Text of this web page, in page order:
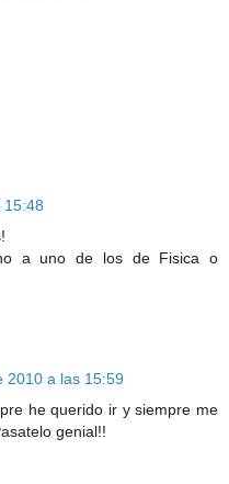
15:48
a uno de los de Fisica o
2010 a las 15:59
he querido ir y siempre me
genial!!